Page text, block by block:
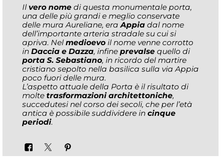
Il vero nome di questa monumentale porta,
una delle più grandi e meglio conservate
delle mura Aureliane, era Appia dal nome
dell’importante arteria stradale su cui si
apriva. Nel medioevo il nome venne corrotto
in Daccia e Dazza, infine prevalse quello di
porta S. Sebastiano, in ricordo del martire
cristiano sepolto nella basilica sulla via Appia
poco fuori delle mura.
L’aspetto attuale della Porta è il risultato di
molte trasformazioni architettoniche,
succedutesi nel corso dei secoli, che per l’età
antica è possibile suddividere in cinque
periodi.